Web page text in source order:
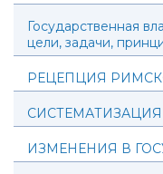
Государственная
цели, задачи,
РЕЦЕПЦИЯ
ИЗМЕНЕНИЯ В